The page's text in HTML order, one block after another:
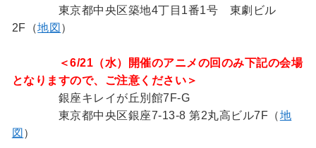
東京都中央区築地4丁目1番1号 東劇ビル
2F（地図 ）
＜6/21（水）開催のアニメの回のみ下記の会場
となりますので、ご注意ください＞
銀座キレイが丘別館7F-G
東京都中央区銀座7-13-8 第2丸高ビル7F（地
図 ）